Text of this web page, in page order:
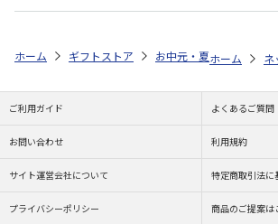
ホーム ギフトストア お中元・夏ギフト特集
ホーム ネ
ご利用ガイド よくあるご質問
お問い合わせ 利用規約
サイト運営会社について 特定商取引法に
プライバシーポリシー 商品のご提案は